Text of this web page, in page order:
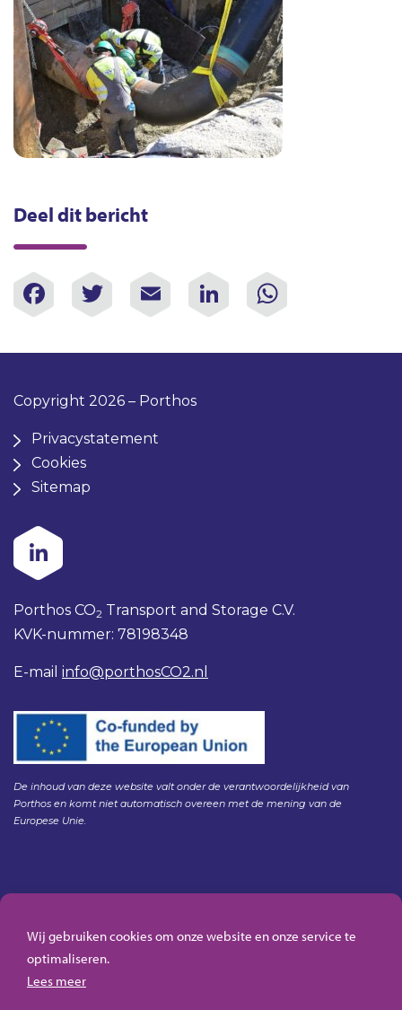
Wij gebruiken cookies om onze website en onze service te
optimaliseren.
Lees meer
Deel dit bericht
Facebook
TwitterEmailLinkedIn
Copyright 2026 – Porthos
Privacystatement
Cookies
Sitemap
Porthos CO2 Transport and Storage C.V.
KVK-nummer: 78198348
E-mail info@porthosCO2.nl
De inhoud van deze website valt onder de verantwoordelijkheid van
Porthos en komt niet automatisch overeen met de mening van de
Europese Unie.
HSE Policy Porthos
Klachtenregeling aanbesteden Gasunie
Algemene inkoopvoorwaarden Porthos